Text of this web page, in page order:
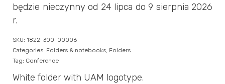
będzie nieczynny od 24 lipca do 9 sierpnia 2026
r.
SKU: 1822-300-00006
Categories: Folders & notebooks, Folders
Tag: Conference
White folder with UAM logotype.